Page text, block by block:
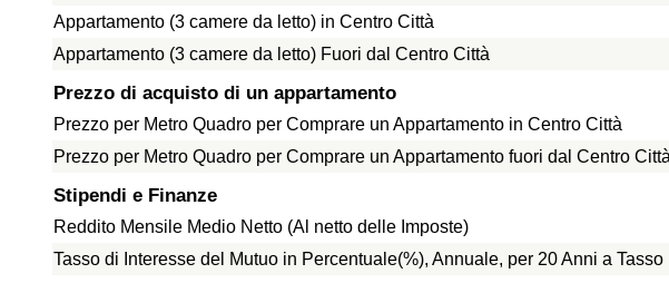
Appartamento (3 camere da letto) in Centro Città
Appartamento (3 camere da letto) Fuori dal Centro Città
Prezzo di acquisto di un appartamento
Prezzo per Metro Quadro per Comprare un Appartamento in Centro Città
Prezzo per Metro Quadro per Comprare un Appartamento fuori dal Centro Città
Stipendi e Finanze
Reddito Mensile Medio Netto (Al netto delle Imposte)
Tasso di Interesse del Mutuo in Percentuale(%), Annuale, per 20 Anni a Tasso